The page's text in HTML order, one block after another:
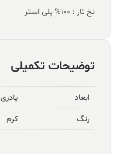
نخ تار : 100% پلی استر
توضیحات تکمیلی
ابعاد پادری –
رنگ
کرم